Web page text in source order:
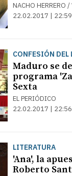
NACHO HERRERO /
22.02.2017 | 22:59
CONFESIÓN DEL
Maduro se
programa
Sexta
EL PERIÓDICO
22.02.2017 | 22:56
LITERATURA
'Ana', la
Roberto